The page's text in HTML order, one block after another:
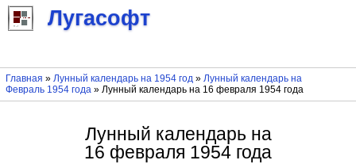
Лугасофт
Главная » Лунный календарь на 1954 год» Лунный календарь на
Февраль 1954 года» Лунный календарь на 16 февраля 1954 года
Лунный календарь на
16 февраля 1954 года